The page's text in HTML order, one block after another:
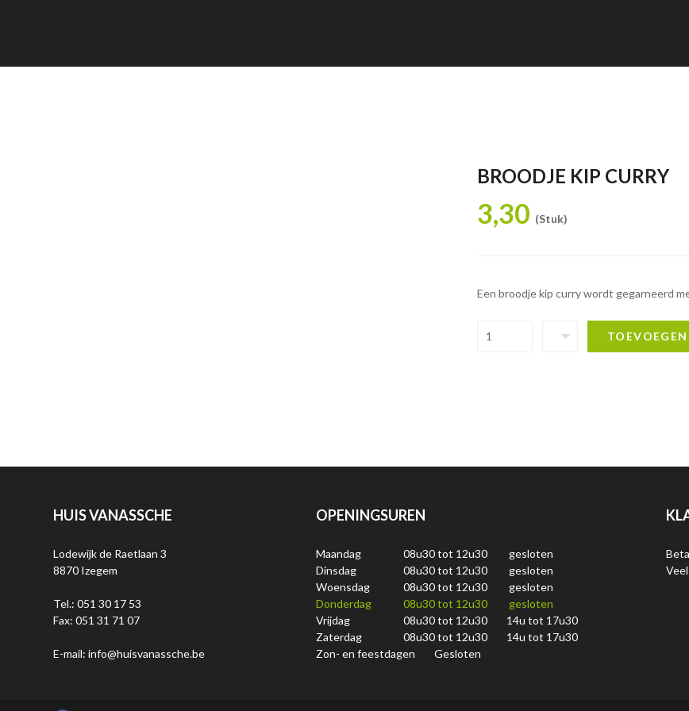
BROODJE KIP CURRY
3,30 (Stuk)
Een broodje kip curry wordt gegarneerd
TOEVOEGEN
HUIS VANASSCHE
Lodewijk de Raetlaan 3
8870 Izegem
Tel.: 051 30 17 53
Fax: 051 31 71 07
E-mail: info@huisvanassche.be
OPENINGSUREN
Maandag 08u30 tot 12u30
gesloten
Dinsdag
08u30 tot 12u30
gesloten
Woensdag
08u30 tot 12u30
gesloten
Donderdag
08u30 tot 12u30
gesloten
Vrijdag
08u30 tot 12u30
14u tot 17u30
Zaterdag
08u30 tot 12u30
14u tot 17u30
Zon- en feestdagen
Gesloten